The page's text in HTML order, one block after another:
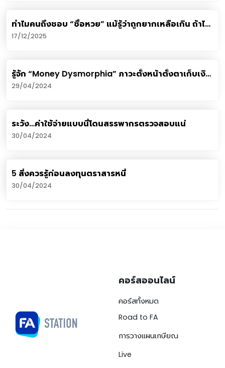
ทำไมคนถึงชอบ “ซื้อหวย” แม้รู้ว่าถูกยากเหลือเกิน ถ้าไม่
อยากเงินต้นหาย มีทางเลือกแบบไหนบ้าง?
17/12/2025
รู้จัก “Money Dysmorphia” ภาวะตั้งหน้าตั้งตาเก็บเงิน
จนไม่กล้าใช้
29/04/2024
ระวัง…ค่าใช้จ่ายแบบนี้โดนสรรพากรตรวจสอบแน่
30/04/2024
5 สิ่งควรรู้ก่อนลงทุนตราสารหนี้
30/04/2024
คอร์สออนไลน์
คอร์สทั้งหมด
Road to FA
การวางแผนเกษียณ
Live